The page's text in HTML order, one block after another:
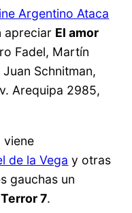
Argentino Ataca
apreciar El amor
Fadel, Martín
Schnitman,
Arequipa 2985,
viene
de la Vega y otras
gauchas un
Terror 7.